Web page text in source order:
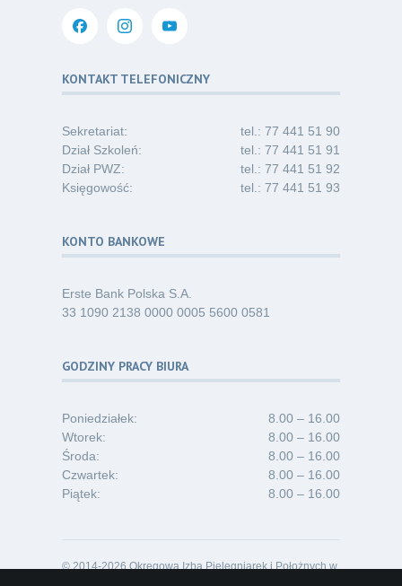
06.26
i absolwentów pielęgniarstwa
Kategoria:Komunikaty
KONTAKT TELEFONICZNY
Sekretariat:
tel.: 77 441 51 90
Dział Szkoleń:
tel.: 77 441 51 91
Dział PWZ:
tel.: 77 441 51 92
Księgowość:
tel.: 77 441 51 93
KONTO BANKOWE
Erste Bank Polska S.A.
33 1090 2138 0000 0005 5600 0581
GODZINY PRACY BIURA
Poniedziałek:
8.00 – 16.00
Wtorek:
8.00 – 16.00
Środa:
8.00 – 16.00
Czwartek:
8.00 – 16.00
Piątek:
8.00 – 16.00
© 2014-2026 Okręgowa Izba Pielęgniarek i Położnych w